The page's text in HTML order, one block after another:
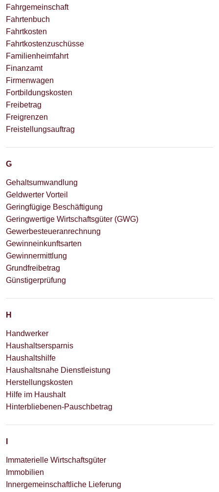
Fahrgemeinschaft
Fahrtenbuch
Fahrtkosten
Fahrtkostenzuschüsse
Familienheimfahrt
Finanzamt
Firmenwagen
Fortbildungskosten
Freibetrag
Freigrenzen
Freistellungsauftrag
G
Gehaltsumwandlung
Geldwerter Vorteil
Geringfügige Beschäftigung
Geringwertige Wirtschaftsgüter (GWG)
Gewerbesteueranrechnung
Gewinneinkunftsarten
Gewinnermittlung
Grundfreibetrag
Günstigerprüfung
H
Handwerker
Haushaltsersparnis
Haushaltshilfe
Haushaltsnahe Dienstleistung
Herstellungskosten
Hilfe im Haushalt
Hinterbliebenen-Pauschbetrag
Immaterielle Wirtschaftsgüter
Immobilien
Innergemeinschaftliche Lieferung